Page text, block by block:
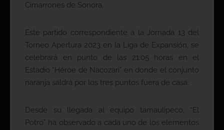
Cimarrones de Sonora.
Este partido correspondiente a la Jornada 13 del
Torneo Apertura 2023 en la Liga de Expansión, se
celebrará en punto de las 21:05 horas en el
Estadio “Héroe de Nacozari” en donde el conjunto
naranja saldrá por los tres puntos fuera de casa.
Desde su llegada al equipo tamaulipeco, “El
Potro” ha observado a cada uno de los elementos